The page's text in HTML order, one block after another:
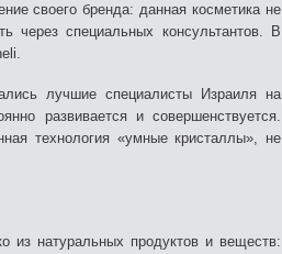
своего бренда: данная косметика не
через специальных консультантов. В
лучшие специалисты Израиля на
развивается и совершенствуется.
технология «умные кристаллы», не
из натуральных продуктов и веществ: